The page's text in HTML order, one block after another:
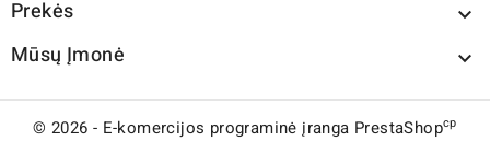
Prekės 
Mūsų Įmonė 
© 2026 - E-komercijos programinė įranga PrestaShopcp